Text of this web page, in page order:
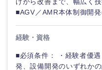
■AGV／AMR本体制御開
経験・資格
■必須条件： ・経験者優
発、設備開発のいずれか